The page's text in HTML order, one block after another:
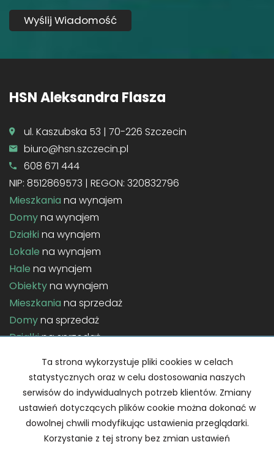
HSN Aleksandra Flasza
ul. Kaszubska 53 | 70-226 Szczecin
biuro@hsn.szczecin.pl
608 671 444
NIP: 8512869573 | REGON: 320832796
Mieszkania na wynajem
Domyna wynajem
Działki na wynajem
Lokale na wynajem
Hale na wynajem
Obiektyna wynajem
Mieszkania na sprzedaż
Domyna sprzedaż
Działkina sprzedaż
na sprzedaż
Obiektyna sprzedaż
Strona główna Home staging Kontakt Notatnik
Ta strona wykorzystuje pliki cookies w celach
statystycznych oraz w celu dostosowania naszych
serwisów do indywidualnych potrzeb klientów. Zmiany
ustawień dotyczących plików cookie można dokonać w
dowolnej chwili modyfikując ustawienia przeglądarki.
Korzystanie z tej strony bez zmian ustawień